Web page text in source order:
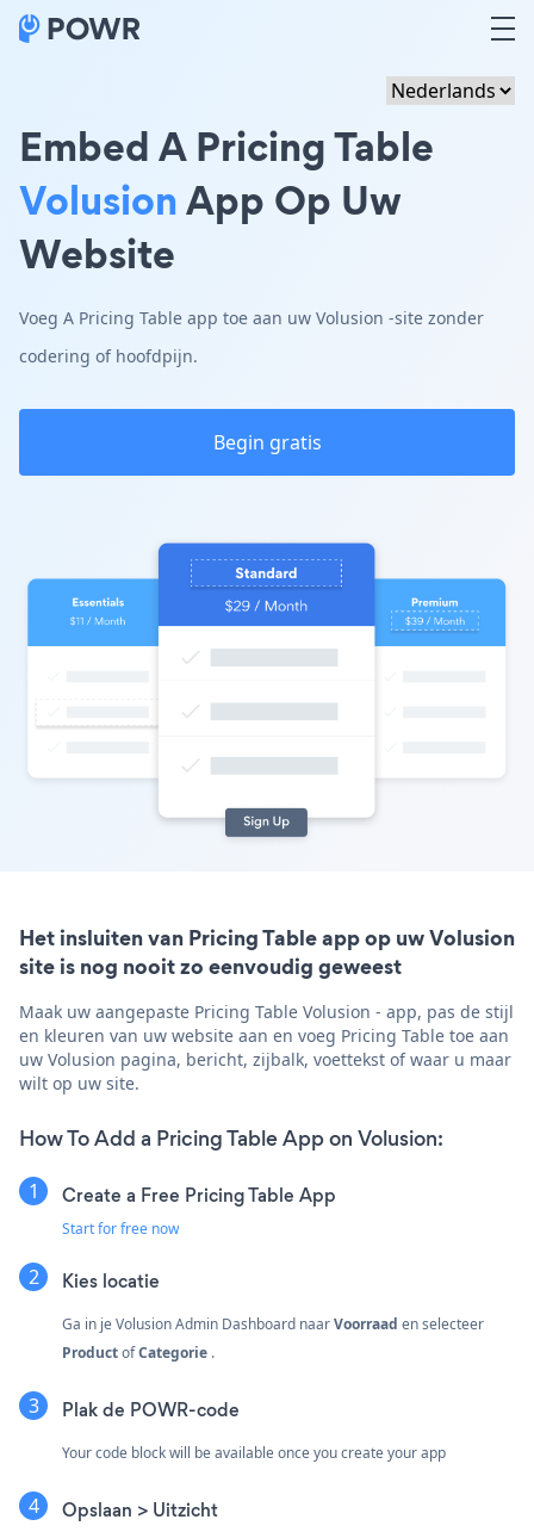
Embed A Pricing Table
VolusionApp Op Uw
Website
Voeg A Pricing Table app toe aan uw Volusion -site zonder
codering of hoofdpijn.
Begin gratis
Het insluiten van Pricing Table app op uw Volusion
site is nog nooit zo eenvoudig geweest
Maak uw aangepaste Pricing Table Volusion - app, pas de stijl
en kleuren van uw website aan en voeg Pricing Table toe aan
uw Volusion pagina, bericht, zijbalk, voettekst of waar u maar
wilt op uw site.
How To Add a Pricing Table App on Volusion:
Create a Free Pricing Table App
Start for free now
Kies locatie
Ga in je Volusion Admin Dashboard naarVoorraad en selecteer
ProductofCategorie .
Plak de POWR-code
Your code block will be available once you create your app
Opslaan > Uitzicht